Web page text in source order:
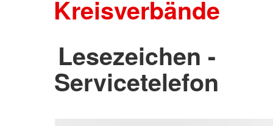
Kreisverbände
Lesezeichen -
Servicetelefon